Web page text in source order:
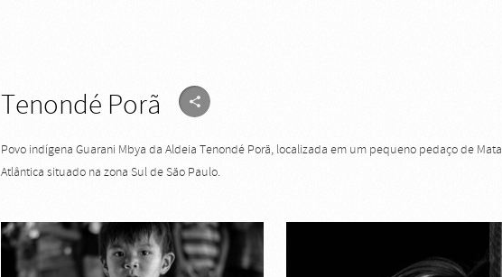
Tenondé Porã
Povo indígena Guarani Mbya da Aldeia Tenondé Porã, localizada em um pequeno pedaço de Mata
Atlântica situado na zona Sul de São Paulo.